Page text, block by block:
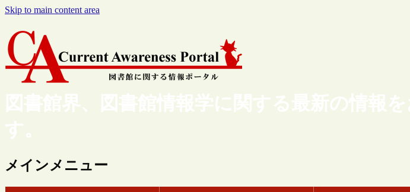
Skip to main content area
図書館界、図書館情報学に関する最新の情報
す。
メインメニュー